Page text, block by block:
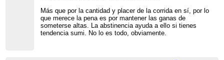
Más que por la cantidad y placer de la corrida en sí, por lo
que merece la pena es por mantener las ganas de
someterse altas. La abstinencia ayuda a ello si tienes
tendencia sumi. No lo es todo, obviamente.